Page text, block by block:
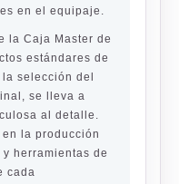
en el equipaje.
la Caja Master de
estándares de
selección del
se lleva a
al detalle.
la producción
herramientas de
cada